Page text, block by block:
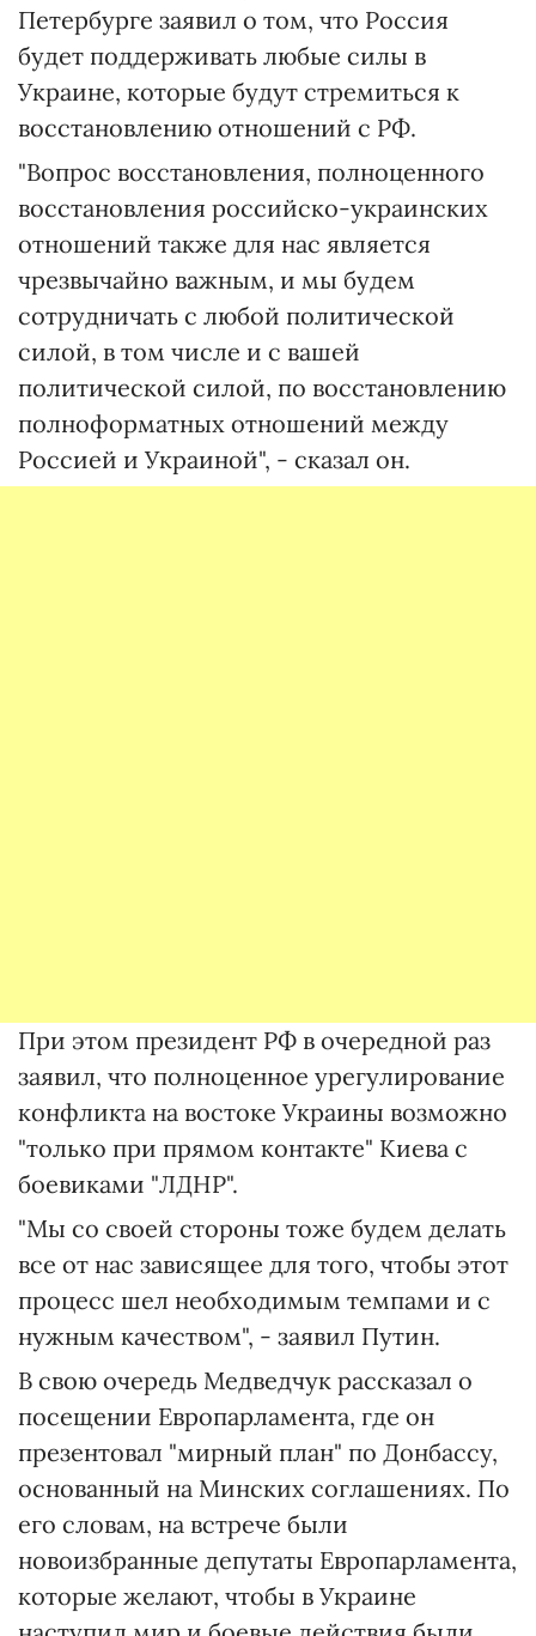
Петербурге заявил о том, что Россия
будет поддерживать любые силы в
Украине, которые будут стремиться к
восстановлению отношений с РФ.
"Вопрос восстановления, полноценного
восстановления российско-украинских
отношений также для нас является
чрезвычайно важным, и мы будем
сотрудничать с любой политической
силой, в том числе и с вашей
политической силой, по восстановлению
полноформатных отношений между
Россией и Украиной", - сказал он.
При этом президент РФ в очередной раз
заявил, что полноценное урегулирование
конфликта на востоке Украины возможно
"только при прямом контакте" Киева с
боевиками "ЛДНР".
"Мы со своей стороны тоже будем делать
все от нас зависящее для того, чтобы этот
процесс шел необходимым темпами и с
нужным качеством", - заявил Путин.
В свою очередь Медведчук рассказал о
посещении Европарламента, где он
презентовал "мирный план" по Донбассу,
основанный на Минских соглашениях. По
его словам, на встрече были
новоизбранные депутаты Европарламента,
которые желают, чтобы в Украине